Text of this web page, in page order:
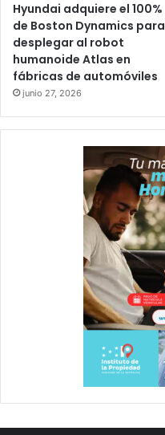
Hyundai adquiere el 100%
de Boston Dynamics para
desplegar al robot
humanoide Atlas en
fábricas de automóviles
junio 27, 2026